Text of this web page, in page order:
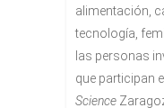
alimentación,
tecnología,
las personas
que participan
Science